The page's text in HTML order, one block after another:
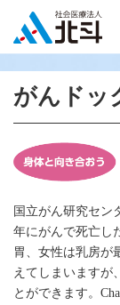
がんドッ
国立がん研究セン
年にがんで死亡し
胃、女性は乳房が
えてしまいますが
とができます。